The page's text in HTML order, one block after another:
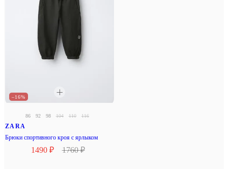
–16%
86 92 98 104 110 116
ZARA
Брюки спортивного кроя с ярлыком
1490 ₽ 1760 ₽